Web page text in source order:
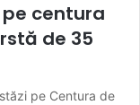
centura
de 35
pe Centura de